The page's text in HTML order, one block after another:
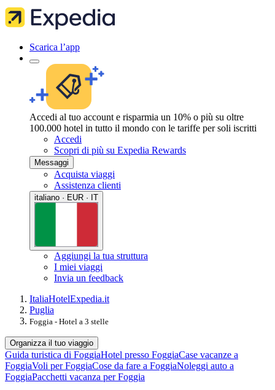
Scarica l’app
Accedi al tuo account e risparmia un 10% o più su oltre
100.000 hotel in tutto il mondo con le tariffe per soli iscritti
Accedi
Scopri di più su Expedia Rewards
Messaggi
Acquista viaggi
Assistenza clienti
italiano · EUR · IT
Aggiungi la tua struttura
I miei viaggi
Invia un feedback
ItaliaHotelExpedia.it
Puglia
Foggia - Hotel a 3 stelle
Organizza il tuo viaggio
Guida turistica di FoggiaHotel presso FoggiaCase vacanze a
FoggiaVoli per FoggiaCose da fare a FoggiaNoleggi auto a
FoggiaPacchetti vacanza per Foggia